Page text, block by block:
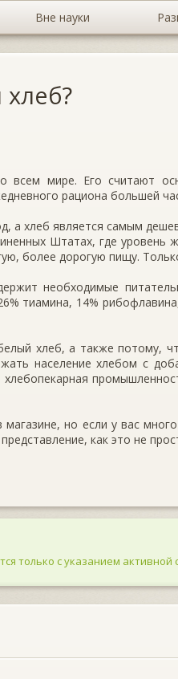
Вне науки
мире. Его считают
рациона большей
а хлеб является самым
Штатах, где уровень
более дорогую пищу.
необ­ходимые
тиамина, 14%
хлеб, а также потому,
население хлебом с
но если у вас
как это не
только с указанием активной